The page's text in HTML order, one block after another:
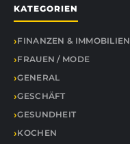
KATEGORIEN
FINANZEN & IMMOBILIEN
FRAUEN / MODE
GENERAL
GESCHÄFT
GESUNDHEIT
KOCHEN